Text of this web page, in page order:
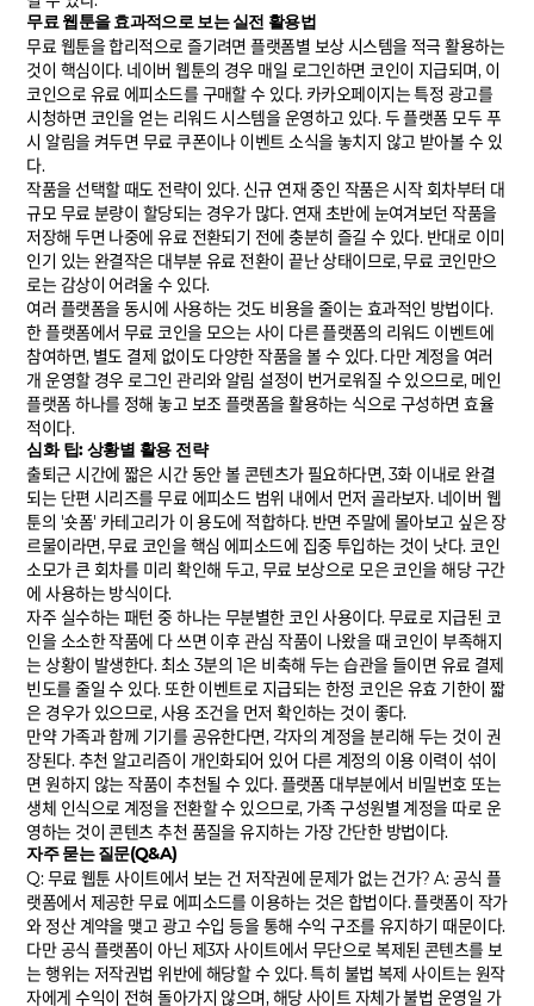
무료 웹툰을 효과적으로 보는 실전 활용법
무료 웹툰을 합리적으로 즐기려면 플랫폼별 보상 시스템을 적극 활용하는
것이 핵심이다. 네이버 웹툰의 경우 매일 로그인하면 코인이 지급되며, 이
코인으로 유료 에피소드를 구매할 수 있다. 카카오페이지는 특정 광고를
시청하면 코인을 얻는 리워드 시스템을 운영하고 있다. 두 플랫폼 모두 푸
시 알림을 켜두면 무료 쿠폰이나 이벤트 소식을 놓치지 않고 받아볼 수 있
다.
작품을 선택할 때도 전략이 있다. 신규 연재 중인 작품은 시작 회차부터 대
규모 무료 분량이 할당되는 경우가 많다. 연재 초반에 눈여겨보던 작품을
저장해 두면 나중에 유료 전환되기 전에 충분히 즐길 수 있다. 반대로 이미
인기 있는 완결작은 대부분 유료 전환이 끝난 상태이므로, 무료 코인만으
로는 감상이 어려울 수 있다.
여러 플랫폼을 동시에 사용하는 것도 비용을 줄이는 효과적인 방법이다.
한 플랫폼에서 무료 코인을 모으는 사이 다른 플랫폼의 리워드 이벤트에
참여하면, 별도 결제 없이도 다양한 작품을 볼 수 있다. 다만 계정을 여러
개 운영할 경우 로그인 관리와 알림 설정이 번거로워질 수 있으므로, 메인
플랫폼 하나를 정해 놓고 보조 플랫폼을 활용하는 식으로 구성하면 효율
적이다.
심화 팁: 상황별 활용 전략
출퇴근 시간에 짧은 시간 동안 볼 콘텐츠가 필요하다면, 3화 이내로 완결
되는 단편 시리즈를 무료 에피소드 범위 내에서 먼저 골라보자. 네이버 웹
툰의 '숏폼' 카테고리가 이 용도에 적합하다. 반면 주말에 몰아보고 싶은 장
르물이라면, 무료 코인을 핵심 에피소드에 집중 투입하는 것이 낫다. 코인
소모가 큰 회차를 미리 확인해 두고, 무료 보상으로 모은 코인을 해당 구간
에 사용하는 방식이다.
자주 실수하는 패턴 중 하나는 무분별한 코인 사용이다. 무료로 지급된 코
인을 소소한 작품에 다 쓰면 이후 관심 작품이 나왔을 때 코인이 부족해지
는 상황이 발생한다. 최소 3분의 1은 비축해 두는 습관을 들이면 유료 결제
빈도를 줄일 수 있다. 또한 이벤트로 지급되는 한정 코인은 유효 기한이 짧
은 경우가 있으므로, 사용 조건을 먼저 확인하는 것이 좋다.
만약 가족과 함께 기기를 공유한다면, 각자의 계정을 분리해 두는 것이 권
장된다. 추천 알고리즘이 개인화되어 있어 다른 계정의 이용 이력이 섞이
면 원하지 않는 작품이 추천될 수 있다. 플랫폼 대부분에서 비밀번호 또는
생체 인식으로 계정을 전환할 수 있으므로, 가족 구성원별 계정을 따로 운
영하는 것이 콘텐츠 추천 품질을 유지하는 가장 간단한 방법이다.
자주 묻는 질문(Q&A)
Q: 무료 웹툰 사이트에서 보는 건 저작권에 문제가 없는 건가? A: 공식 플
랫폼에서 제공한 무료 에피소드를 이용하는 것은 합법이다. 플랫폼이 작가
와 정산 계약을 맺고 광고 수입 등을 통해 수익 구조를 유지하기 때문이다.
다만 공식 플랫폼이 아닌 제3자 사이트에서 무단으로 복제된 콘텐츠를 보
는 행위는 저작권법 위반에 해당할 수 있다. 특히 불법 복제 사이트는 원작
자에게 수익이 전혀 돌아가지 않으며, 해당 사이트 자체가 불법 운영일 가